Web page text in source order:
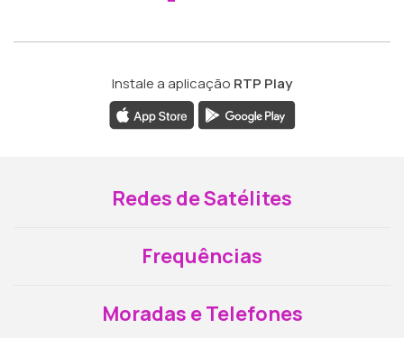
Instale a aplicação RTP Play
Redes de Satélites
Frequências
Moradas e Telefones